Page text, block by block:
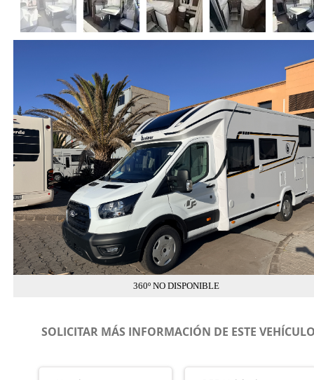
360º NO DISPONIBLE
SOLICITAR MÁS INFORMACIÓN DE ESTE